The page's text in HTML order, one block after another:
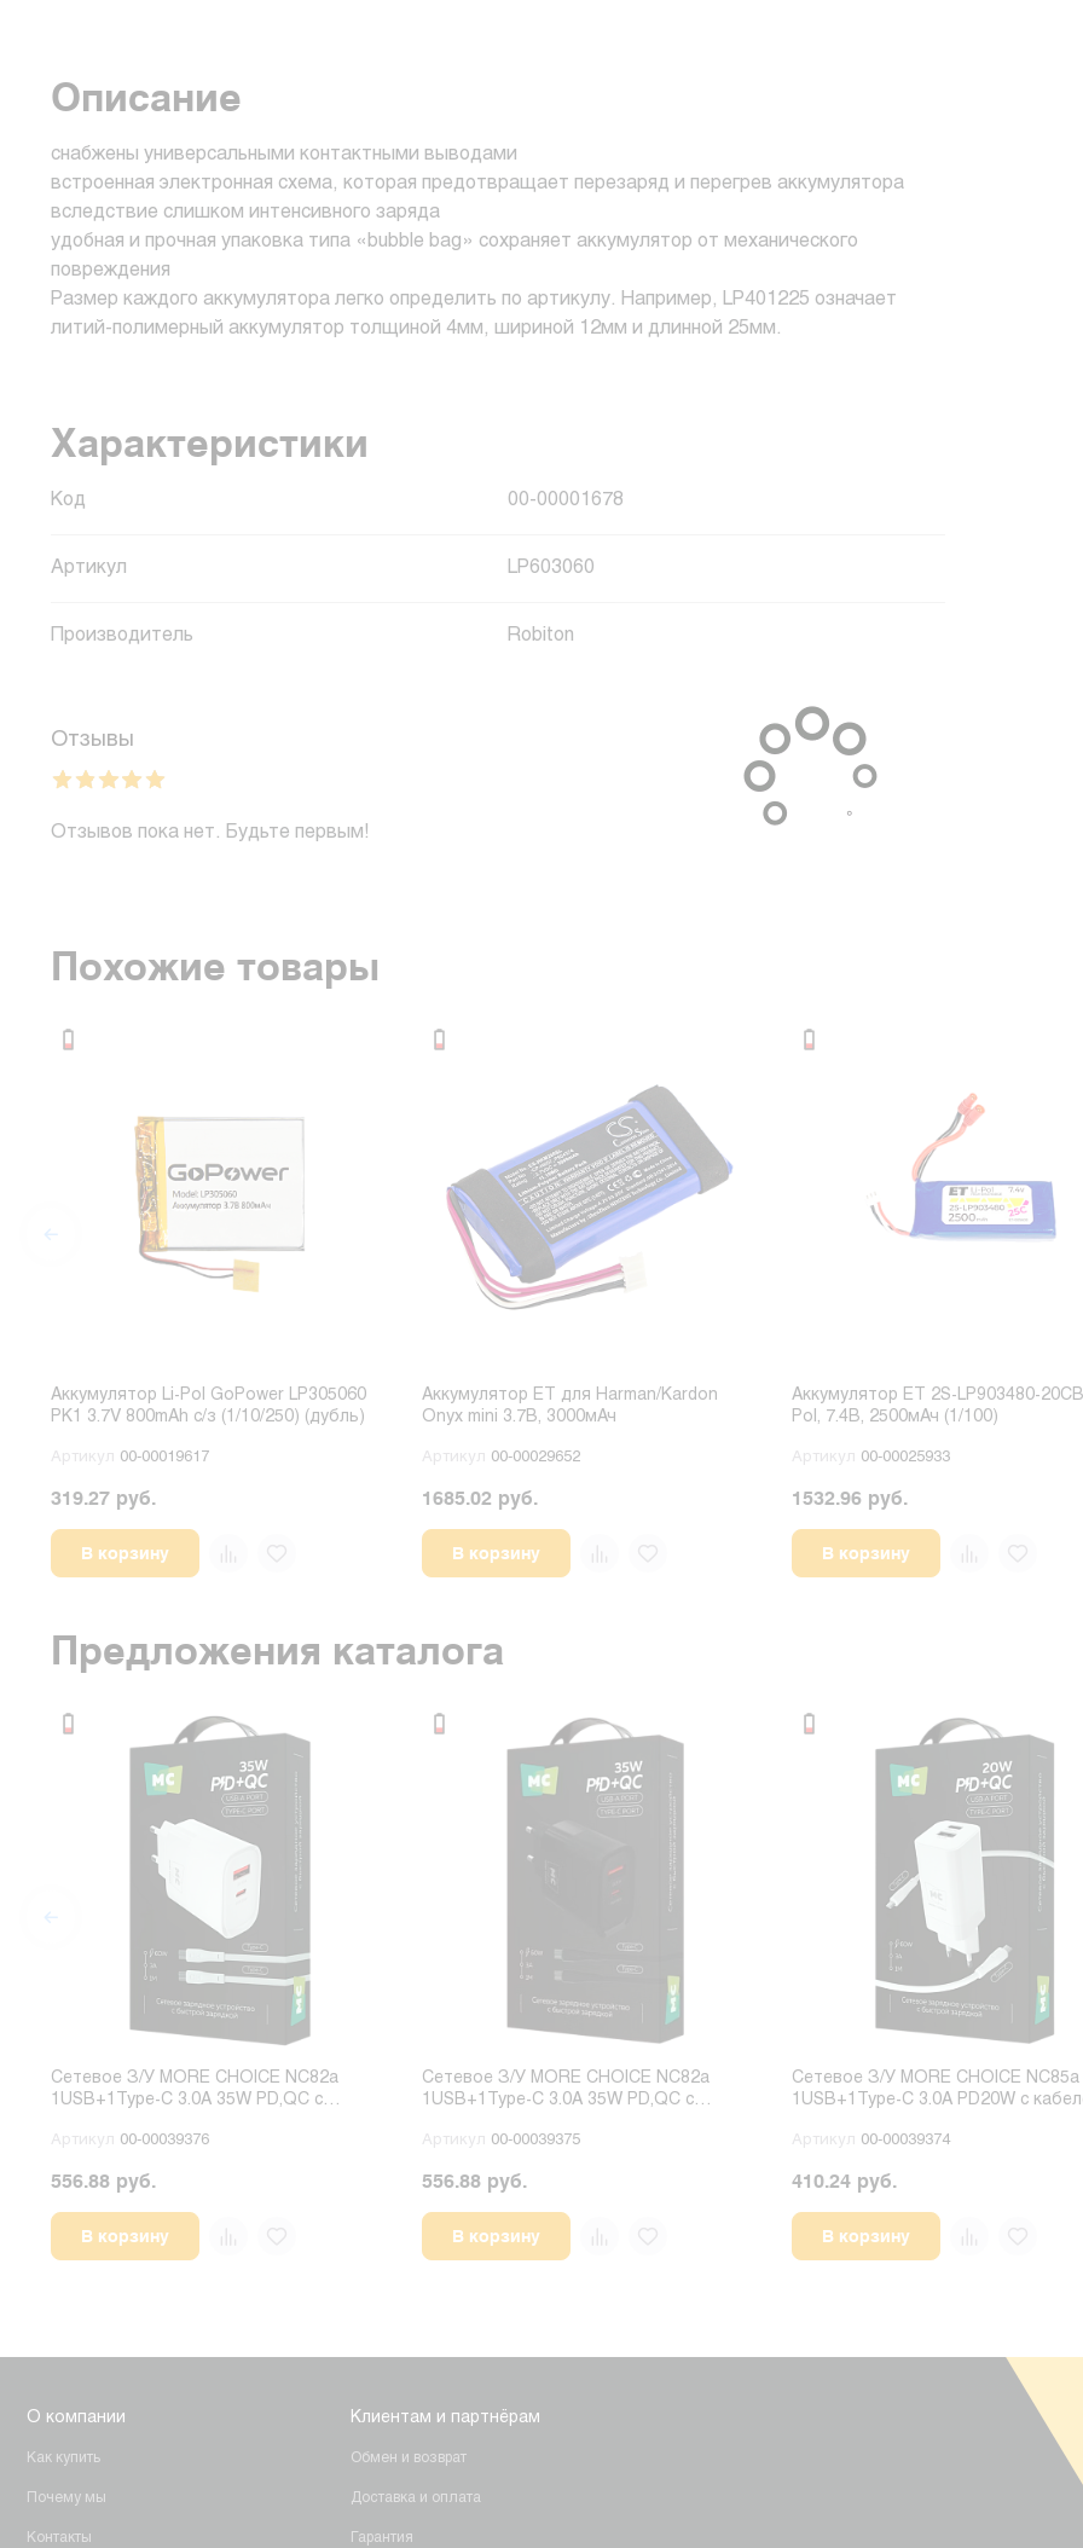
Описание
снабжены универсальными контактными выводами
встроенная электронная схема, которая предотвращает перезаряд и перегрев аккумулятора
вследствие слишком интенсивного заряда
удобная и прочная упаковка типа «bubble bag» сохраняет аккумулятор от механического
повреждения
Размер каждого аккумулятора легко определить по артикулу. Например, LP401225 означает
литий-полимерный аккумулятор толщиной 4мм, шириной 12мм и длинной 25мм.
Характеристики
Код 00-00001678
Артикул LP603060
Производитель Robiton
Отзывы
Отзывов пока нет. Будьте первым!
Похожие товары
Аккумулятор Li-Pol GoPower LP305060
PK1 3.7V 800mAh с/з (1/10/250) (дубль)
Артикул 00-00019617
319.27 руб.
В корзину
Аккумулятор ET для Harman/Kardon
Onyx mini 3.7В, 3000мАч
Артикул 00-00029652
1685.02 руб.
В корзину
Аккумулятор ET 2S-LP903480-
Pol, 7.4В, 2500мАч (1/100)
Артикул 00-00025933
1532.96 руб.
В корзину
Предложения каталога
Сетевое З/У MORE CHOICE NC82a
1USB+1Type-C 3.0A 35W PD,QC с
Артикул 00-00039376
556.88 руб.
В корзину
Сетевое З/У MORE CHOICE NC82a
1USB+1Type-C 3.0A 35W PD,QC с
Артикул 00-00039375
556.88 руб.
В корзину
Сетевое З/У MORE CHOICE NC85a
1USB+1Type-C 3.0A PD20W с
Артикул 00-00039374
410.24 руб.
В корзину
О компании
Как купить
Почему мы
Контакты
Клиентам и партнёрам
Обмен и возврат
Доставка и оплата
Гарантия